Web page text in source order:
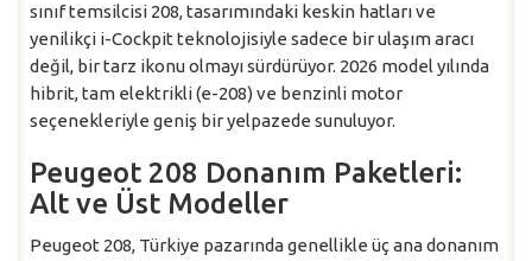
sınıf temsilcisi 208, tasarımındaki keskin hatları ve
yenilikçi i-Cockpit teknolojisiyle sadece bir ulaşım aracı
değil, bir tarz ikonu olmayı sürdürüyor. 2026 model yılında
hibrit, tam elektrikli (e-208) ve benzinli motor
seçenekleriyle geniş bir yelpazede sunuluyor.
Peugeot 208 Donanım Paketleri:
Alt ve Üst Modeller
Peugeot 208, Türkiye pazarında genellikle üç ana donanım